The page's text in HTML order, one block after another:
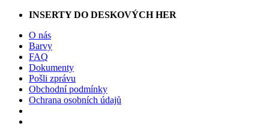
Přeskočit
obsah
INSERTY DO DESKOVÝCH HER
O nás
Barvy
FAQ
Dokumenty
Pošli zprávu
Obchodní podmínky
Ochrana osobních údajů